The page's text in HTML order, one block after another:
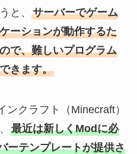
と、 サーバーでゲーム
ーションが動作するた
で、難しいプログラム
きます。
クラフト（Minecraft）
最近は新しくModに必
ーテンプレートが提供さ